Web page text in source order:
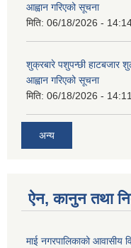
आह्वान गरिएको सूचना
मिति: 06/18/2026 -
शुक्रबारे पशुपन्छी
आह्वान गरिएको सूचना
मिति: 06/18/2026 - 14:11
अन्य
ऐन, कानुन तथा
माई नगरपालिकाको आवासीय